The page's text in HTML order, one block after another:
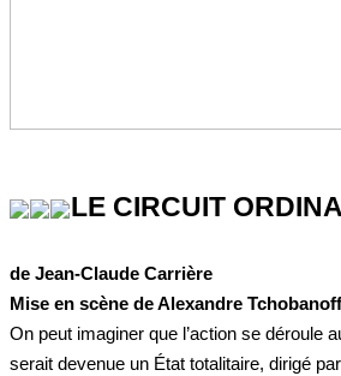
LE CIRCUIT
de Jean-Claude Carrière
Mise en scène de Alexandre Tchobanoff
On peut imaginer que l’action se déroule
serait devenue un État totalitaire, dirigé